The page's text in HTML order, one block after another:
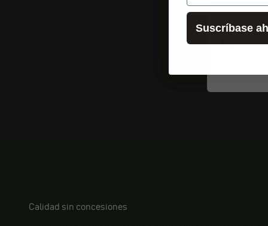
Calidad sin concesiones
Suscríbase